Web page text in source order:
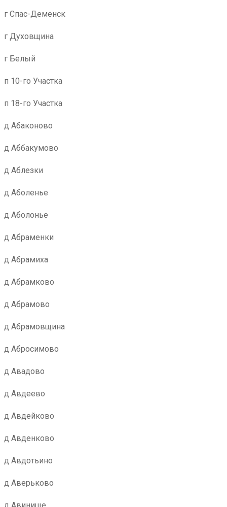
г Спас-Деменск
г Духовщина
г Белый
п 10-го Участка
п 18-го Участка
д Абаконово
д Аббакумово
д Аблезки
д Аболенье
д Аболонье
д Абраменки
д Абрамиха
д Абрамково
д Абрамово
д Абрамовщина
д Абросимово
д Авадово
д Авдеево
д Авдейково
д Авденково
д Авдотьино
д Аверьково